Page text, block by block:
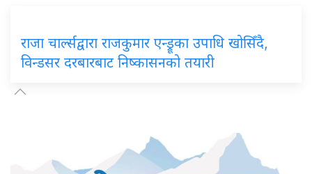
राजा चार्ल्सद्वारा राजकुमार एन्ड्रूका उपाधि खोसिँदै,
विन्डसर दरबारबाट निष्कासनको तयारी